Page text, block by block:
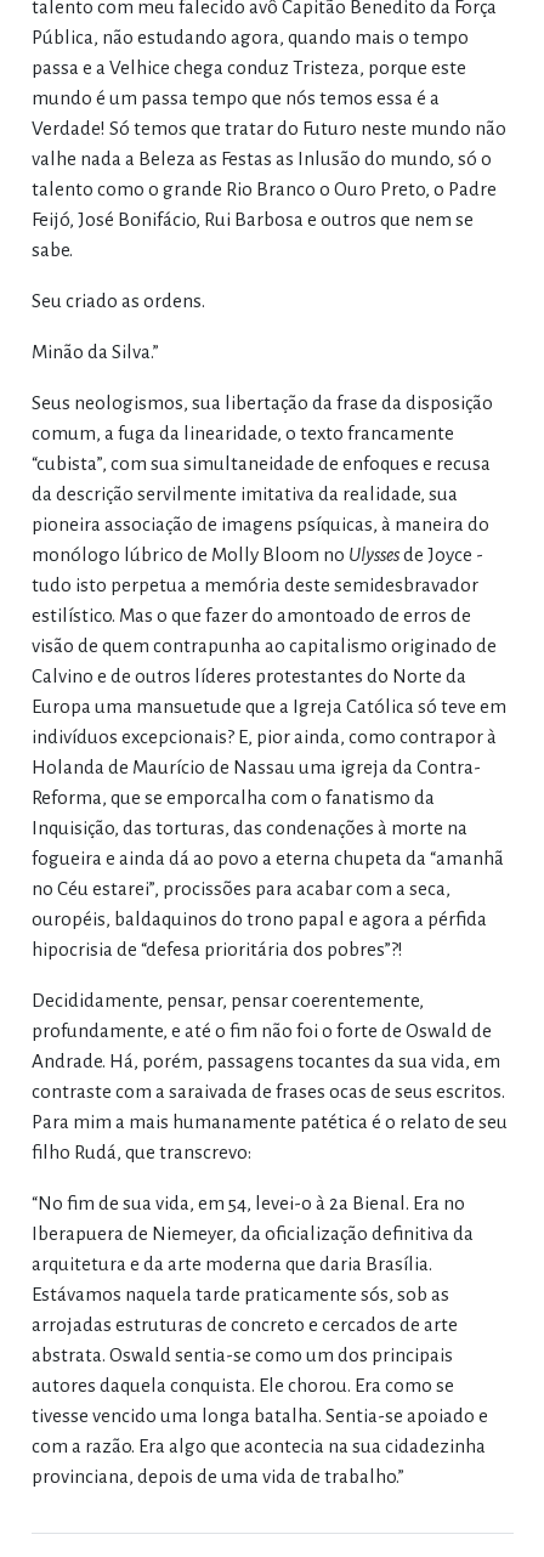
talento com meu falecido avô Capitão Benedito da Força
Pública, não estudando agora, quando mais o tempo
passa e a Velhice chega conduz Tristeza, porque este
mundo é um passa tempo que nós temos essa é a
Verdade! Só temos que tratar do Futuro neste mundo não
valhe nada a Beleza as Festas as Inlusão do mundo, só o
talento como o grande Rio Branco o Ouro Preto, o Padre
Feijó, José Bonifácio, Rui Barbosa e outros que nem se
sabe.
Seu criado as ordens.
Minão da Silva.”
Seus neologismos, sua libertação da frase da disposição
comum, a fuga da linearidade, o texto francamente
“cubista”, com sua simultaneidade de enfoques e recusa
da descrição servilmente imitativa da realidade, sua
pioneira associação de imagens psíquicas, à maneira do
monólogo lúbrico de Molly Bloom no Ulyssesde Joyce -
tudo isto perpetua a memória deste semidesbravador
estilístico. Mas o que fazer do amontoado de erros de
visão de quem contrapunha ao capitalismo originado de
Calvino e de outros líderes protestantes do Norte da
Europa uma mansuetude que a Igreja Católica só teve em
indivíduos excepcionais? E, pior ainda, como contrapor à
Holanda de Maurício de Nassau uma igreja da Contra-
Reforma, que se emporcalha com o fanatismo da
Inquisição, das torturas, das condenações à morte na
fogueira e ainda dá ao povo a eterna chupeta da “amanhã
no Céu estarei”, procissões para acabar com a seca,
ouropéis, baldaquinos do trono papal e agora a pérfida
hipocrisia de “defesa prioritária dos pobres”?!
Decididamente, pensar, pensar coerentemente,
profundamente, e até o fim não foi o forte de Oswald de
Andrade. Há, porém, passagens tocantes da sua vida, em
contraste com a saraivada de frases ocas de seus escritos.
Para mim a mais humanamente patética é o relato de seu
filho Rudá, que transcrevo:
“No fim de sua vida, em 54, levei-o à 2a Bienal. Era no
Iberapuera de Niemeyer, da oficialização definitiva da
arquitetura e da arte moderna que daria Brasília.
Estávamos naquela tarde praticamente sós, sob as
arrojadas estruturas de concreto e cercados de arte
abstrata. Oswald sentia-se como um dos principais
autores daquela conquista. Ele chorou. Era como se
tivesse vencido uma longa batalha. Sentia-se apoiado e
com a razão. Era algo que acontecia na sua cidadezinha
provinciana, depois de uma vida de trabalho.”